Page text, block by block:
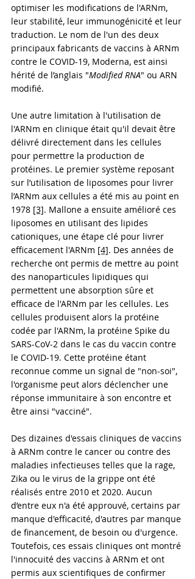
optimiser les modifications de l'ARNm,
leur stabilité, leur immunogénicité et leur
traduction. Le nom de l'un des deux
principaux fabricants de vaccins à ARNm
contre le COVID-19, Moderna, est ainsi
hérité de l’anglais "Modified RNA" ou ARN
modifié.
Une autre limitation à l'utilisation de
l'ARNm en clinique était qu'il devait être
délivré directement dans les cellules
pour permettre la production de
protéines. Le premier système reposant
sur l’utilisation de liposomes pour livrer
l’ARNm aux cellules a été mis au point en
1978 [3]. Mallone a ensuite amélioré ces
liposomes en utilisant des lipides
cationiques, une étape clé pour livrer
efficacement l'ARNm [4]. Des années de
recherche ont permis de mettre au point
des nanoparticules lipidiques qui
permettent une absorption sûre et
efficace de l'ARNm par les cellules. Les
cellules produisent alors la protéine
codée par l'ARNm, la protéine Spike du
SARS-CoV-2 dans le cas du vaccin contre
le COVID-19. Cette protéine étant
reconnue comme un signal de "non-soi",
l'organisme peut alors déclencher une
réponse immunitaire à son encontre et
être ainsi "vacciné".
Des dizaines d'essais cliniques de vaccins
à ARNm contre le cancer ou contre des
maladies infectieuses telles que la rage,
Zika ou le virus de la grippe ont été
réalisés entre 2010 et 2020. Aucun
d’entre eux n'a été approuvé, certains par
manque d'efficacité, d'autres par manque
de financement, de besoin ou d'urgence.
Toutefois, ces essais cliniques ont montré
l'innocuité des vaccins à ARNm et ont
permis aux scientifiques de confirmer